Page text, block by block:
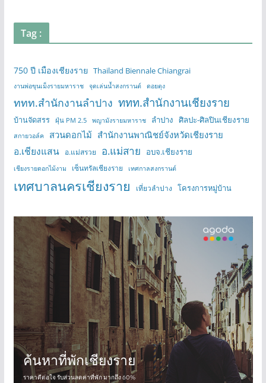
Tag :
750 ปี เมืองเชียงราย Thailand Biennale Chiangrai
งานพ่อขุนเม็งรายมหาราช จุดเล่นน้ำสงกรานต์ ดอยตุง
ททท.สำนักงานลำปาง ททท.สำนักงานเชียงราย
บ้านจัดสรร ฝุ่น PM 2.5 พญามังรายมหาราช ลำปาง ศิลปะ-ศิลปินเชียงราย
สกายวอล์ค สวนดอกไม้ สำนักงานพาณิชย์จังหวัดเชียงราย
อ.เชียงแสน อ.แม่สรวย อ.แม่สาย อบจ.เชียงราย
เชียงรายดอกไม้งาม เซ็นทรัลเชียงราย เทศกาลสงกรานต์
เทศบาลนครเชียงราย เที่ยวลำปาง โครงการหมู่บ้าน